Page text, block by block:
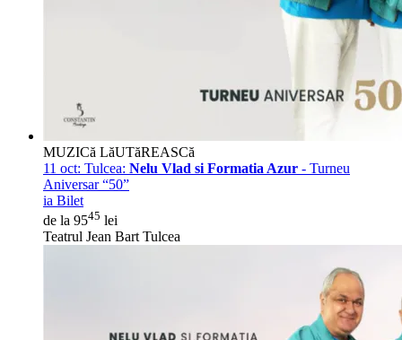
MUZICă LăUTăREASCă
11 oct: Tulcea: Nelu Vlad si Formatia Azur - Turneu
Aniversar “50”
ia Bilet
de la 9545 lei
Teatrul Jean Bart Tulcea